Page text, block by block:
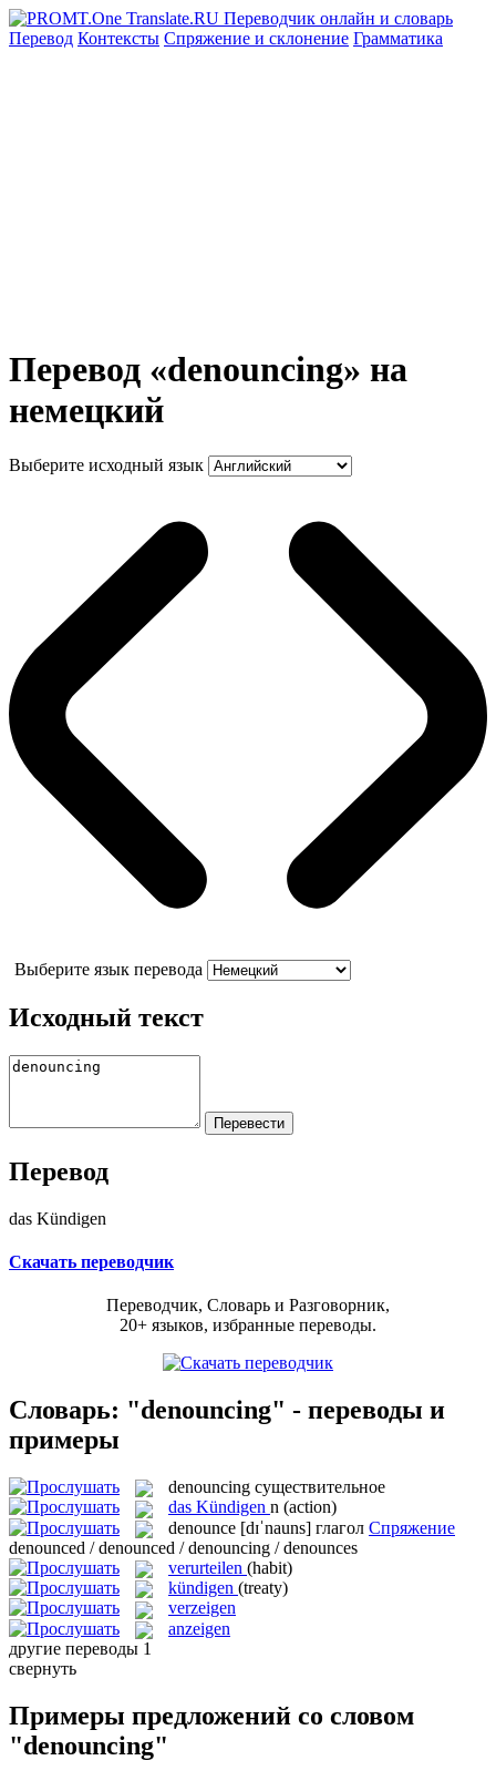
Перевод Контексты Спряжение и склонение Грамматика
Перевод «denouncing» на
немецкий
Выберите исходный язык
Выберите язык перевода
Исходный текст
Перевод
das Kündigen
Скачать переводчик
Переводчик, Словарь и Разговорник,
20+ языков, избранные переводы.
Словарь: "denouncing" - переводы и
примеры
denouncing существительное
das Kündigen n (action)
denounce [dɪˈnauns] глагол Спряжение
denounced / denounced / denouncing / denounces
verurteilen (habit)
kündigen (treaty)
verzeigen
anzeigen
другие переводы 1
свернуть
Примеры предложений со словом
"denouncing"